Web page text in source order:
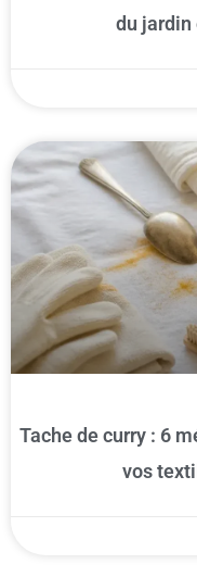
du
Tache de curry : 6
vos